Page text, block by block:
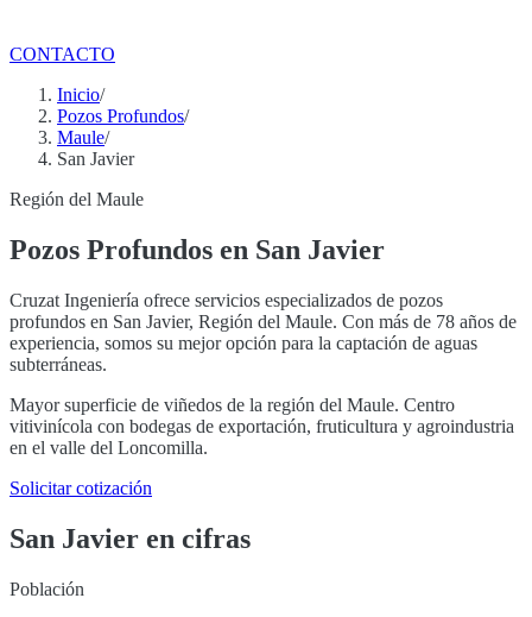
CONTACTO
Inicio/
Pozos Profundos/
Maule/
San Javier
Región del Maule
Pozos Profundos en San Javier
Cruzat Ingeniería ofrece servicios especializados de pozos
profundos en San Javier, Región del Maule. Con más de 78 años de
experiencia, somos su mejor opción para la captación de aguas
subterráneas.
Mayor superficie de viñedos de la región del Maule. Centro
vitivinícola con bodegas de exportación, fruticultura y agroindustria
en el valle del Loncomilla.
Solicitar cotización
San Javier en cifras
Población